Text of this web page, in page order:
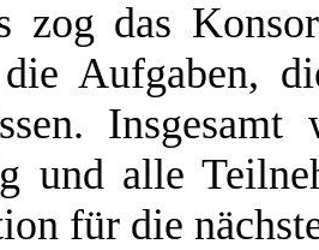
zog das
Aufgaben,
und alle
für die